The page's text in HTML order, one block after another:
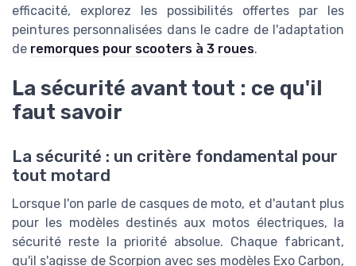
efficacité, explorez les possibilités offertes par les
peintures personnalisées dans le cadre de l'adaptation
de remorques pour scooters à 3 roues.
La sécurité avant tout : ce qu'il
faut savoir
La sécurité : un critère fondamental pour
tout motard
Lorsque l'on parle de casques de moto, et d'autant plus
pour les modèles destinés aux motos électriques, la
sécurité reste la priorité absolue. Chaque fabricant,
qu'il s'agisse de Scorpion avec ses modèles Exo Carbon,